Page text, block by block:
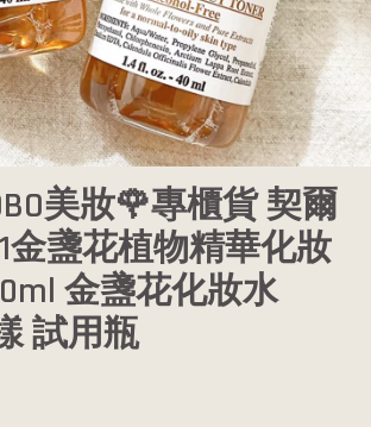
美妝🌹專櫃貨 契爾
金盞花植物精華化妝
金盞花化妝水
試用瓶